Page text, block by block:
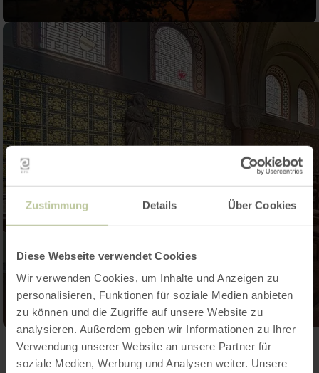
Zustimmung Details Über Cookies
Diese Webseite verwendet Cookies
Wir verwenden Cookies, um Inhalte und Anzeigen zu
personalisieren, Funktionen für soziale Medien anbieten
zu können und die Zugriffe auf unsere Website zu
analysieren. Außerdem geben wir Informationen zu Ihrer
Verwendung unserer Website an unsere Partner für
soziale Medien, Werbung und Analysen weiter. Unsere
Ouvrir la galerie